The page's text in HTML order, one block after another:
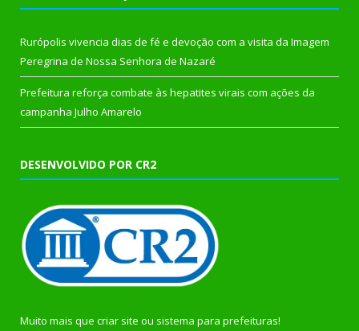
Rurópolis vivencia dias de fé e devoção com a visita da Imagem
Peregrina de Nossa Senhora de Nazaré
Prefeitura reforça combate às hepatites virais com ações da
campanha Julho Amarelo
DESENVOLVIDO POR CR2
Muito mais que criar site ou sistema para prefeituras!